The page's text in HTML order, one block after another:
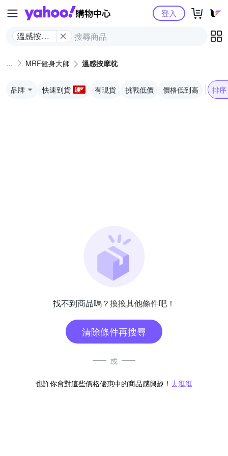
Yahoo購物中心
溫感按摩
登入
MRF健身大師 溫感按摩枕
品牌 快速到貨 有現貨 挑戰低價 價格低到高 排序
找不到商品嗎？換換其他條件吧！
清除條件再搜尋
或
也許你會對這些價格優惠中的商品感興趣！ 去逛逛